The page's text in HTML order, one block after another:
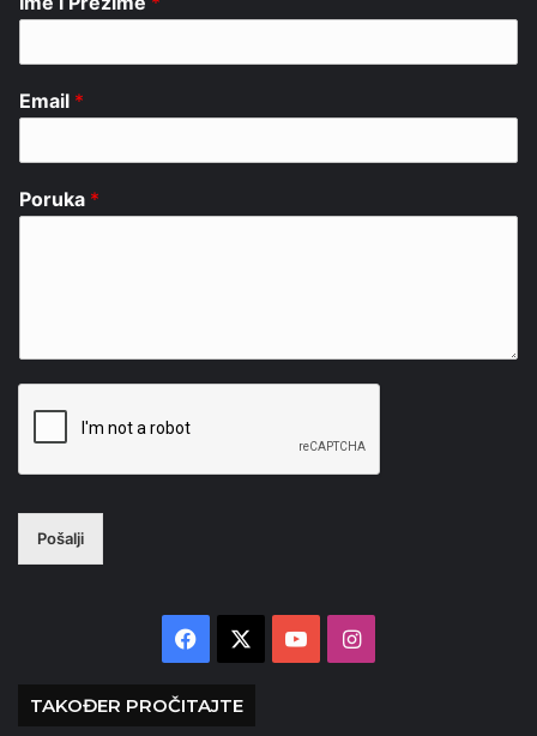
Email *
Poruka *
Pošalji
Facebook YouTubeInstagram
TAKOĐER PROČITAJTE